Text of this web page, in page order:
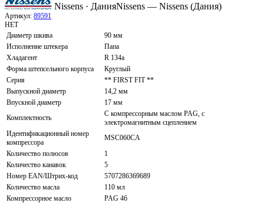
Nissens · ДанияNissens — Nissens (Дания)
Артикул: 89591
НЕТ
Диаметр шкива
90 мм
Исполнение штекера
Папа
Хладагент
R 134a
Форма штепсельного корпуса
Круглый
Серия
** FIRST FIT **
Выпускной диаметр
14,2 мм
Впускной диаметр
17 мм
Комплектность
С компрессорным маслом PAG, с
электромагнитным сцеплением
Идентификационный номер
компрессора
MSC060CA
Количество полюсов
1
Количество канавок
5
Номер EAN/Штрих-код
5707286369689
Количество масла
110 мл
Компрессорное масло
PAG 46